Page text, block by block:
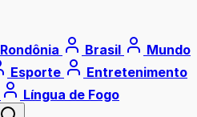
Rondônia Brasil
Mundo
Esporte
Entretenimento
Língua de Fogo